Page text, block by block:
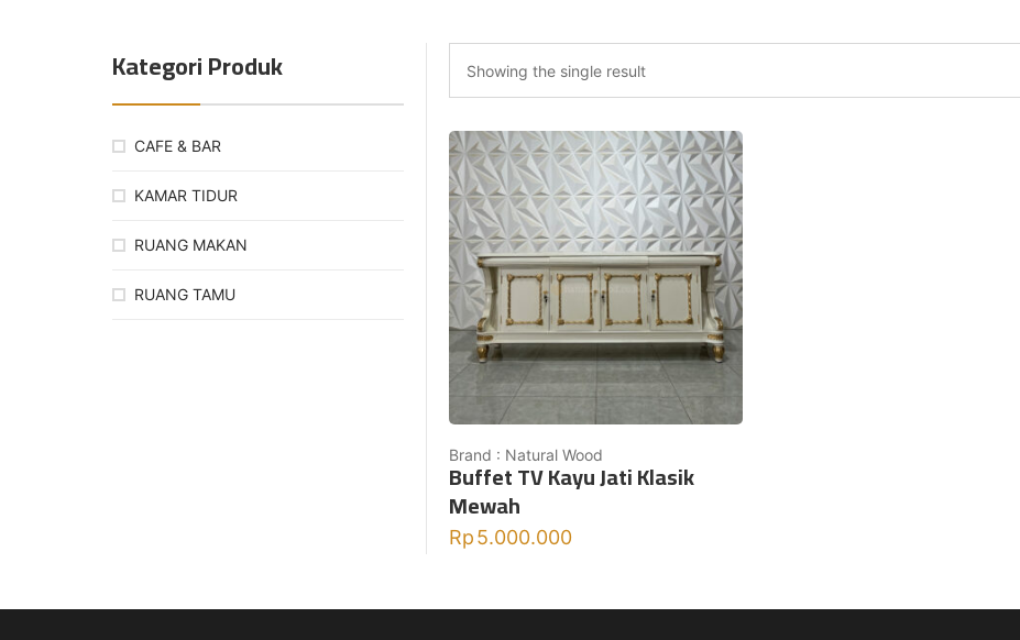
Jepara
Kategori Produk
CAFE & BAR
KAMAR TIDUR
RUANG MAKAN
RUANG TAMU
Showing the single result
Brand : Natural Wood
Buffet TV Kayu Jati Klasik
Mewah
Rp5.000.000